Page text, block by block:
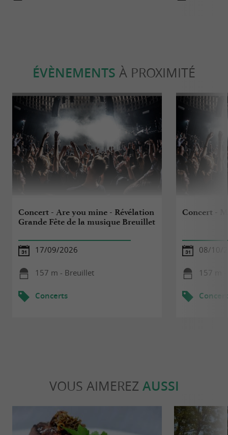
ÉVÈNEMENTS À PROXIMITÉ
Concert - Are you mine - Révélation
Grande Fête de la musique Breuillet
17/09/2026
157 m - Breuillet
Concerts
Concert -
08/10/
157 m
VOUS AIMEREZ AUSSI